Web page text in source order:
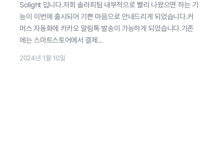
Solight 입니다.저희 솔라피팀 내부적으로 빨리 나왔으면 하는 기
능이 이번에 출시되어 기쁜 마음으로 안내드리게 되었습니다.커
머스 자동화에 카카오 알림톡 발송이 가능하게 되었습니다.기존
에는 스마트스토어에서 결제...
2024년 1월 10일